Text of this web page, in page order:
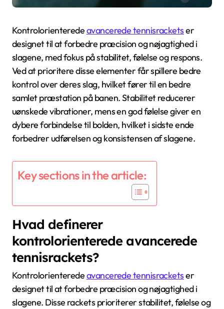
Kontrolorienteredeavancerede tennisracketser
designet til at forbedre præcision og nøjagtighed i
slagene, med fokus på stabilitet, følelse og respons.
Ved at prioritere disse elementer får spillere bedre
kontrol over deres slag, hvilket fører til en bedre
samlet præstation på banen. Stabilitet reducerer
uønskede vibrationer, mens en god følelse giver en
dybere forbindelse til bolden, hvilket i sidste ende
forbedrer udførelsen og konsistensen af slagene.
Key sections in the article:
Hvad definerer
kontrolorienterede avancerede
tennisrackets?
Kontrolorienteredeavancerede tennisracketser
designet til at forbedre præcision og nøjagtighed i
slagene. Disse rackets prioriterer stabilitet, følelse og